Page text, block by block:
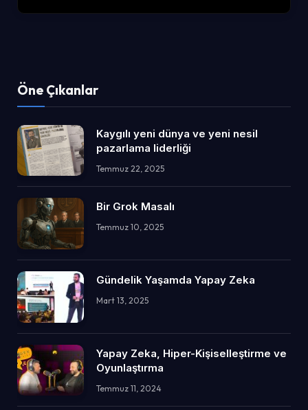
Öne Çıkanlar
Kaygılı yeni dünya ve yeni nesil
pazarlama liderliği
Temmuz 22, 2025
Bir Grok Masalı
Temmuz 10, 2025
Gündelik Yaşamda Yapay Zeka
Mart 13, 2025
Yapay Zeka, Hiper-Kişiselleştirme ve
Oyunlaştırma
Temmuz 11, 2024